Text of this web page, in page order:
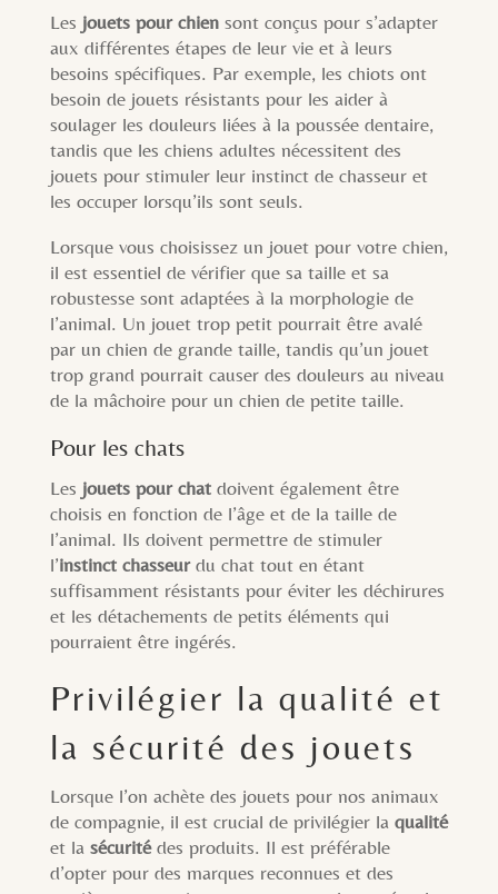
Les jouets pour chiensont conçus pour s’adapter
aux différentes étapes de leur vie et à leurs
besoins spécifiques. Par exemple, les chiots ont
besoin de jouets résistants pour les aider à
soulager les douleurs liées à la poussée dentaire,
tandis que les chiens adultes nécessitent des
jouets pour stimuler leur instinct de chasseur et
les occuper lorsqu’ils sont seuls.
Lorsque vous choisissez un jouet pour votre chien,
il est essentiel de vérifier que sa taille et sa
robustesse sont adaptées à la morphologie de
l’animal. Un jouet trop petit pourrait être avalé
par un chien de grande taille, tandis qu’un jouet
trop grand pourrait causer des douleurs au niveau
de la mâchoire pour un chien de petite taille.
Pour les chats
Les jouets pour chatdoivent également être
choisis en fonction de l’âge et de la taille de
l’animal. Ils doivent permettre de stimuler
l’instinct chasseurdu chat tout en étant
suffisamment résistants pour éviter les déchirures
et les détachements de petits éléments qui
pourraient être ingérés.
Privilégier la qualité et
la sécurité des jouets
Lorsque l’on achète des jouets pour nos animaux
de compagnie, il est crucial de privilégier la qualité
et la sécuritédes produits. Il est préférable
d’opter pour des marques reconnues et des